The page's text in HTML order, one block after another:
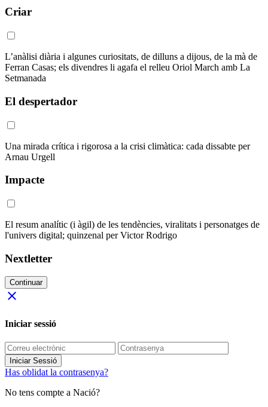
Criar
L’anàlisi diària i algunes curiositats, de dilluns a dijous, de la mà de
Ferran Casas; els divendres li agafa el relleu Oriol March amb La
Setmanada
El despertador
Una mirada crítica i rigorosa a la crisi climàtica: cada dissabte per
Arnau Urgell
Impacte
El resum analític (i àgil) de les tendències, viralitats i personatges de
l'univers digital; quinzenal per Victor Rodrigo
Nextletter
Continuar
close
Iniciar sessió
Iniciar Sessió
Has oblidat la contrasenya?
No tens compte a Nació?